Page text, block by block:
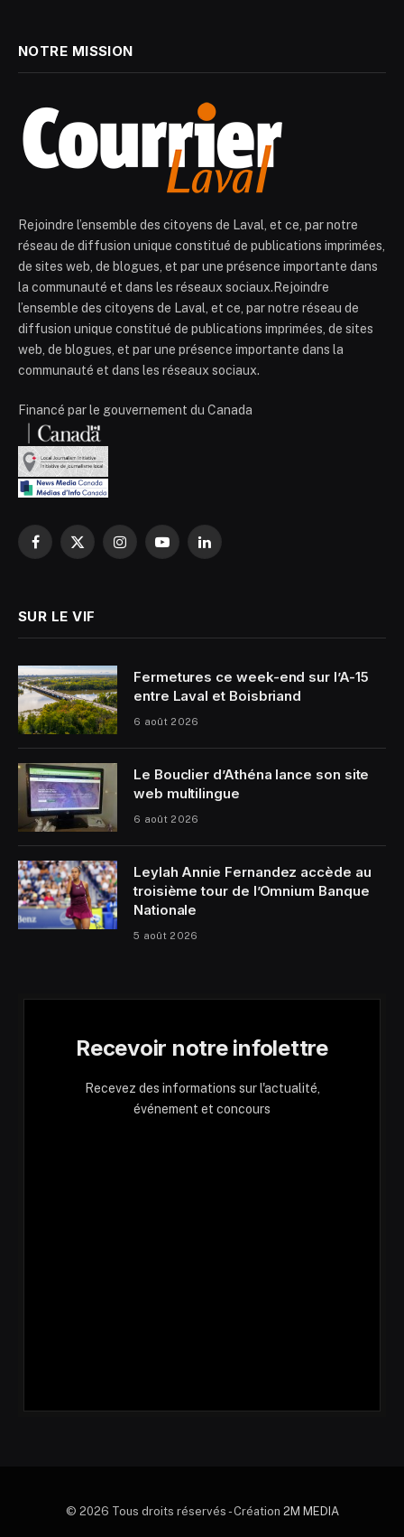
NOTRE MISSION
Rejoindre l’ensemble des citoyens de Laval, et ce, par notre
réseau de diffusion unique constitué de publications imprimées,
de sites web, de blogues, et par une présence importante dans
la communauté et dans les réseaux sociaux.Rejoindre
l’ensemble des citoyens de Laval, et ce, par notre réseau de
diffusion unique constitué de publications imprimées, de sites
web, de blogues, et par une présence importante dans la
communauté et dans les réseaux sociaux.
Financé par le gouvernement du Canada
Facebook
X
InstagramYouTubeLinkedIn
SUR LE VIF
Fermetures ce week-end sur l’A-15
entre Laval et Boisbriand
6 août 2026
Le Bouclier d’Athéna lance son site
web multilingue
6 août 2026
Leylah Annie Fernandez accède au
troisième tour de l’Omnium Banque
Nationale
5 août 2026
Recevoir notre infolettre
Recevez des informations sur l'actualité,
événement et concours
© 2026 Tous droits réservés - Création 2M MEDIA